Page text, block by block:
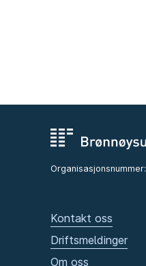
Organisasjonsnummer:
Kontakt oss
Driftsmeldinger
Om oss